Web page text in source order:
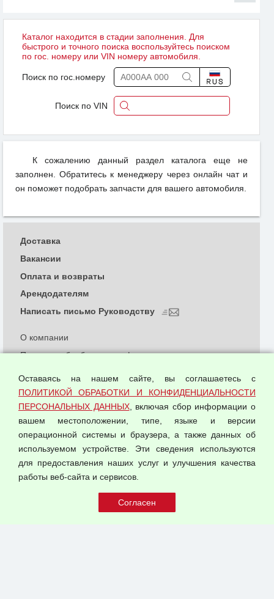
Каталог находится в стадии заполнения. Для
быстрого и точного поиска воспользуйтесь поиском
по гос. номеру или VIN номеру автомобиля.
Поиск по гос.номеру
Поиск по VIN
К сожалению данный раздел каталога еще не
заполнен. Обратитесь к менеджеру через онлайн чат и
он поможет подобрать запчасти для вашего автомобиля.
© 2026 ООО "Феникс"
О компании
Политика обработки и конфиденциальности
Согласием на обработку персональных данных
Оферта оптовой купли-продажи
Публичная оферта
Доставка
Вакансии
Оплата и возвраты
Арендодателям
Написать письмо Руководству
Оставаясь на нашем сайте, вы соглашаетесь с
ПОЛИТИКОЙ ОБРАБОТКИ И КОНФИДЕНЦИАЛЬНОСТИ
ПЕРСОНАЛЬНЫХ ДАННЫХ, включая сбор информации о
вашем местоположении, типе, языке и версии
операционной системы и браузера, а также данных об
используемом устройстве. Эти сведения используются
для предоставления наших услуг и улучшения качества
работы веб-сайта и сервисов.